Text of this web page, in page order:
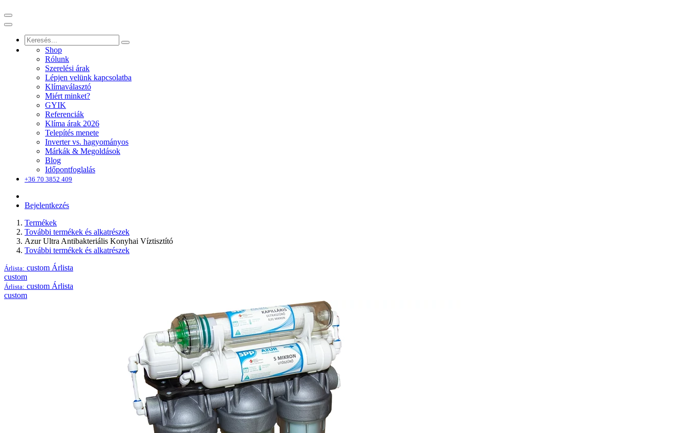
Shop
Rólunk
Szerelési árak
Lépjen velünk kapcsolatba
Klímaválasztó
Miért minket?
GYIK
Referenciák
Klíma árak 2026
Telepítés menete
Inverter vs. hagyományos
Márkák & Megoldások
Blog
Időpontfoglalás
+36 70 3852 409
Bejelentkezés
Termékek
További termékek és alkatrészek
Azur Ultra Antibakteriális Konyhai Víztisztító
További termékek és alkatrészek
Árlista: custom Árlista
custom
Árlista: custom Árlista
custom